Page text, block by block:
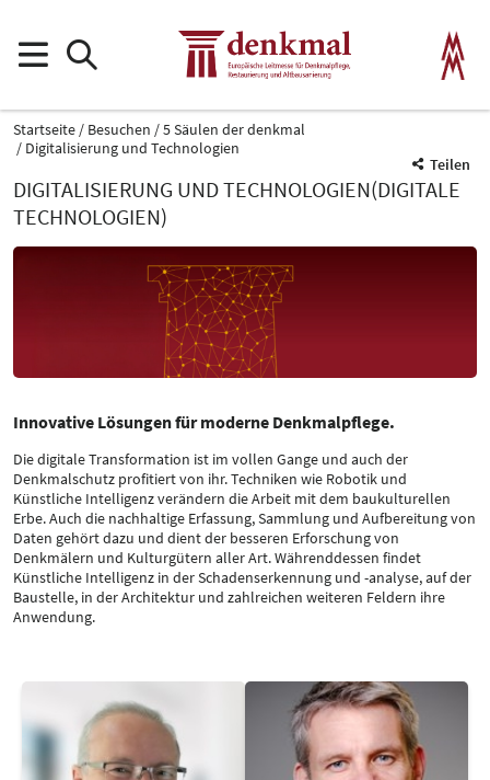
Startseite Besuchen
5 Säulen der denkmal
Digitalisierung und Technologien
Teilen
DIGITALISIERUNG UND TECHNOLOGIEN(DIGITALE
TECHNOLOGIEN)
Innovative Lösungen für moderne Denkmalpflege.
Die digitale Transformation ist im vollen Gange und auch der
Denkmalschutz profitiert von ihr. Techniken wie Robotik und
Künstliche Intelligenz verändern die Arbeit mit dem baukulturellen
Erbe. Auch die nachhaltige Erfassung, Sammlung und Aufbereitung von
Daten gehört dazu und dient der besseren Erforschung von
Denkmälern und Kulturgütern aller Art. Währenddessen findet
Künstliche Intelligenz in der Schadenserkennung und -analyse, auf der
Baustelle, in der Architektur und zahlreichen weiteren Feldern ihre
Anwendung.